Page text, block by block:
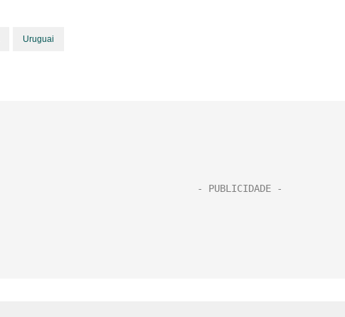
Uruguai